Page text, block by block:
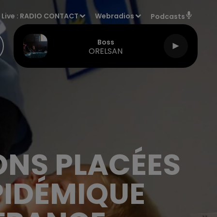
Live : RADIO CONTACT Webradios Podcasts
Boss
ORELSAN
PLACÉES